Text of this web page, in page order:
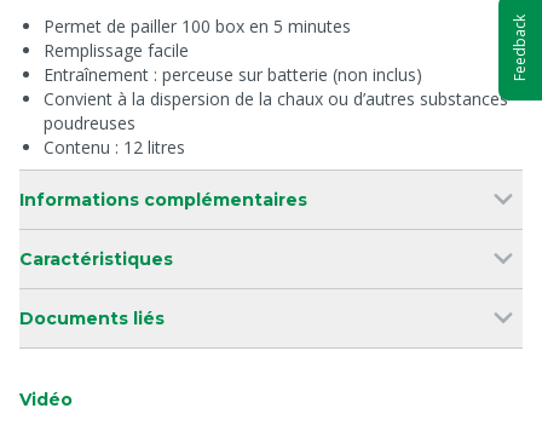
Permet de pailler 100 box en 5 minutes
Remplissage facile
Entraînement : perceuse sur batterie (non inclus)
Convient à la dispersion de la chaux ou d’autres substances
poudreuses
Contenu : 12 litres
Informations complémentaires
Caractéristiques
Documents liés
Vidéo
Feedback